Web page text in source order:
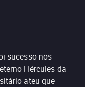
sucesso nos
Hércules da
ateu que